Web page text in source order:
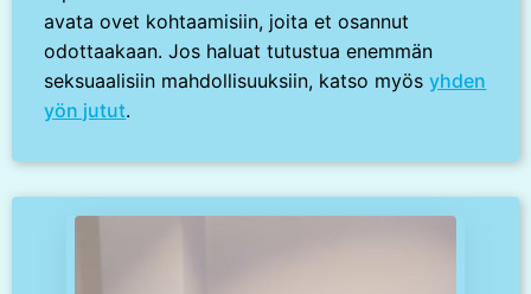
avata ovet kohtaamisiin, joita et osannut
odottaakaan. Jos haluat tutustua enemmän
seksuaalisiin mahdollisuuksiin, katso myösyhden
yön jutut.